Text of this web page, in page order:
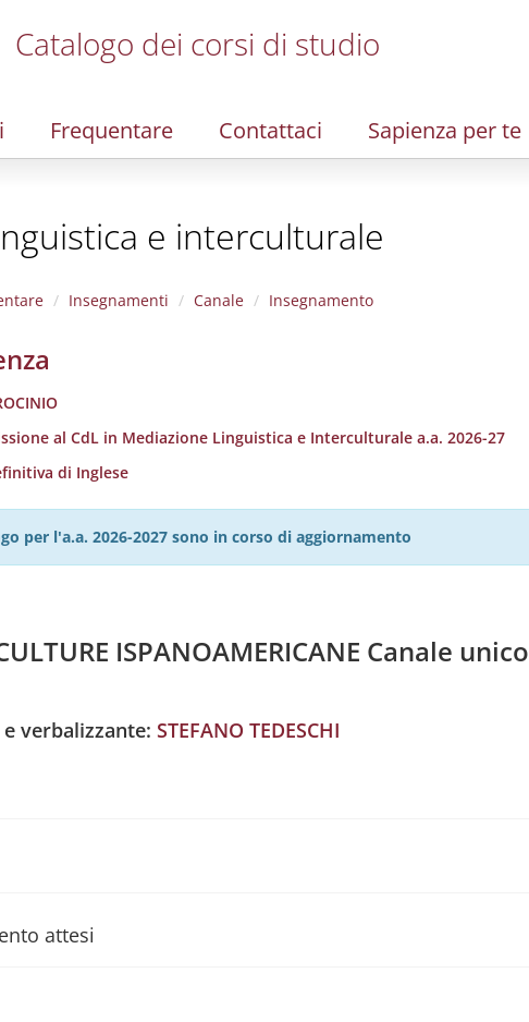
Catalogo dei corsi di studio
Frequentare Contattaci Sapienza per te
e interculturale
Insegnamenti Canale Insegnamento
al CdL in Mediazione Linguistica e Interculturale a.a. 2026-27
di Inglese
per l'a.a. 2026-2027 sono in corso di aggiornamento
ISPANOAMERICANE Canale unico
verbalizzante: STEFANO TEDESCHI
attesi